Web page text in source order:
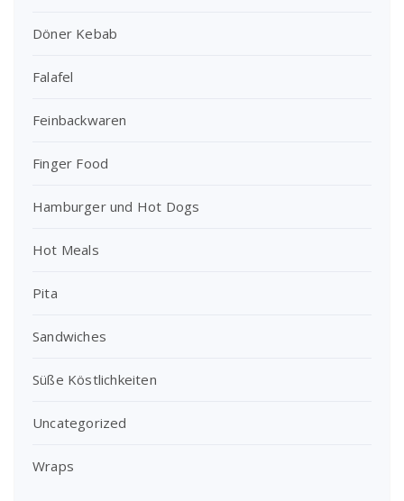
Döner Kebab
Falafel
Feinbackwaren
Finger Food
Hamburger und Hot Dogs
Hot Meals
Pita
Sandwiches
Süße Köstlichkeiten
Uncategorized
Wraps